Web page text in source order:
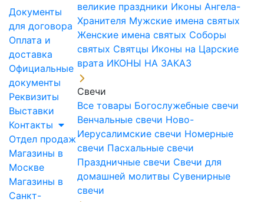
Документы
для договора
Оплата и
доставка
Официальные
документы
Реквизиты
Выставки
Контакты
Отдел продаж
Магазины в
Москве
Магазины в
Санкт-
великие праздники Иконы Ангела-
Хранителя Мужские имена святых
Женские имена святых Соборы
святых Святцы Иконы на Царские
врата ИКОНЫ НА ЗАКАЗ
Свечи
Все товары Богослужебные свечи
Венчальные свечи Ново-
Иерусалимские свечи Номерные
свечи Пасхальные свечи
Праздничные свечи Свечи для
домашней молитвы Сувенирные
свечи